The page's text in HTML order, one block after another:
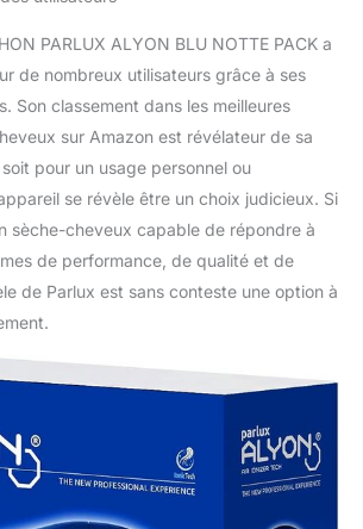
PARLUX ALYON BLU NOTTE PACK a
de nombreux utilisateurs grâce à ses
Son classement dans les meilleures
sur Amazon est révélateur de sa
pour un usage personnel ou
se révèle être un choix judicieux. Si
sèche-cheveux capable de répondre à
de performance, de qualité et de
de Parlux est sans conteste une option à